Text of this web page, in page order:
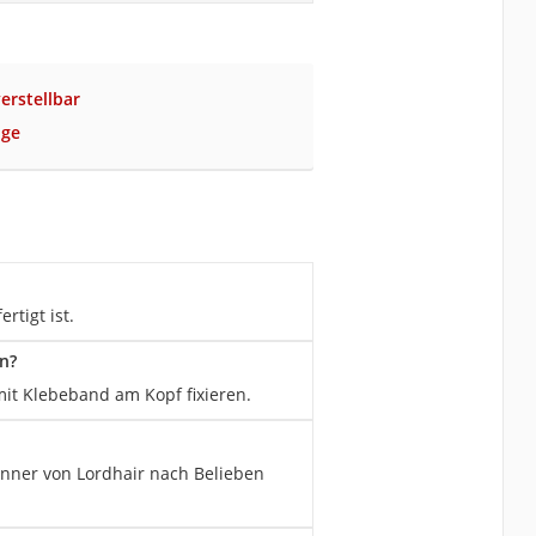
ist.
Klebeband am Kopf fixieren.
von Lordhair nach Belieben